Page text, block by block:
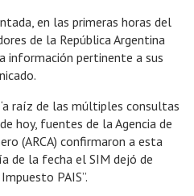
en las primeras horas del
de la República Argentina
información pertinente a sus
raíz de las múltiples consultas
hoy, fuentes de la Agencia de
(ARCA) confirmaron a esta
de la fecha el SIM dejó de
PAIS”.